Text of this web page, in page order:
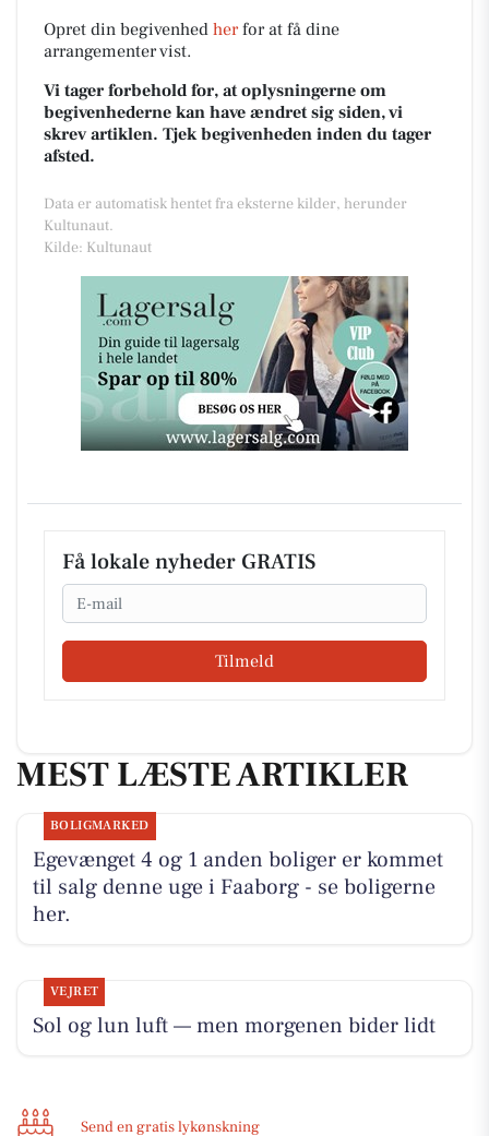
Opret din begivenhed herfor at få dine
arrangementer vist.
Vi tager forbehold for, at oplysningerne om
begivenhederne kan have ændret sig siden, vi
skrev artiklen. Tjek begivenheden inden du tager
afsted.
Data er automatisk hentet fra eksterne kilder, herunder
Kultunaut.
Kilde: Kultunaut
Få lokale nyheder GRATIS
Email
Tilmeld
MEST LÆSTE ARTIKLER
BOLIGMARKED
Egevænget 4 og 1 anden boliger er kommet
til salg denne uge i Faaborg - se boligerne
her.
VEJRET
Sol og lun luft — men morgenen bider lidt
Send en gratis lykønskning